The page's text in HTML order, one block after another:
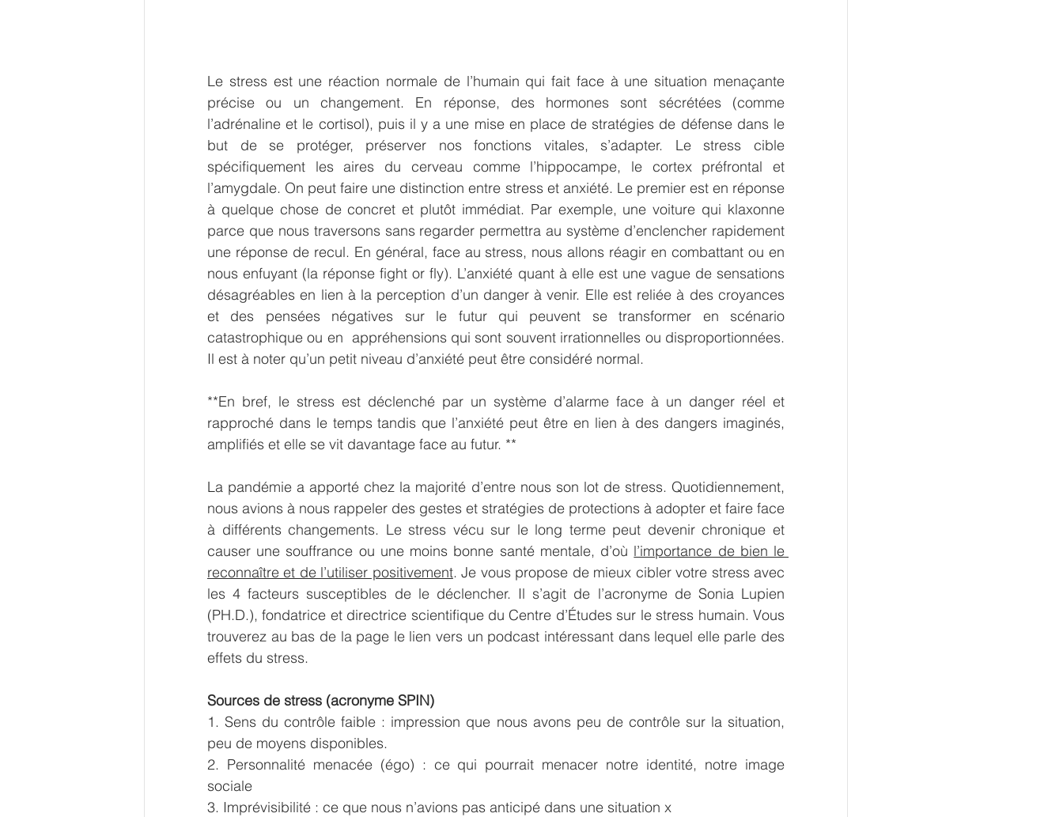
Le stress est une réaction normale de l’humain qui fait face à une situation menaçante
précise ou un changement. En réponse, des hormones sont sécrétées (comme
l’adrénaline et le cortisol), puis il y a une mise en place de stratégies de défense dans le
but de se protéger, préserver nos fonctions vitales, s’adapter. Le stress cible
spécifiquement les aires du cerveau comme l’hippocampe, le cortex préfrontal et
l’amygdale. On peut faire une distinction entre stress et anxiété. Le premier est en réponse
à quelque chose de concret et plutôt immédiat. Par exemple, une voiture qui klaxonne
parce que nous traversons sans regarder permettra au système d’enclencher rapidement
une réponse de recul. En général, face au stress, nous allons réagir en combattant ou en
nous enfuyant (la réponse fight or fly). L’anxiété quant à elle est une vague de sensations
désagréables en lien à la perception d’un danger à venir. Elle est reliée à des croyances
et des pensées négatives sur le futur qui peuvent se transformer en scénario
catastrophique ou en  appréhensions qui sont souvent irrationnelles ou disproportionnées.
Il est à noter qu’un petit niveau d’anxiété peut être considéré normal.
**En bref, le stress est déclenché par un système d’alarme face à un danger réel et
rapproché dans le temps tandis que l’anxiété peut être en lien à des dangers imaginés,
amplifiés et elle se vit davantage face au futur. **
La pandémie a apporté chez la majorité d’entre nous son lot de stress. Quotidiennement,
nous avions à nous rappeler des gestes et stratégies de protections à adopter et faire face
à différents changements. Le stress vécu sur le long terme peut devenir chronique et
causer une souffrance ou une moins bonne santé mentale, d’où l’importance de bien le
reconnaître et de l’utiliser positivement. Je vous propose de mieux cibler votre stress avec
les 4 facteurs susceptibles de le déclencher. Il s’agit de l’acronyme de Sonia Lupien
(PH.D.), fondatrice et directrice scientifique du Centre d’Études sur le stress humain. Vous
trouverez au bas de la page le lien vers un podcast intéressant dans lequel elle parle des
effets du stress.
Sources de stress (acronyme SPIN)
1. Sens du contrôle faible : impression que nous avons peu de contrôle sur la situation,
peu de moyens disponibles.
2. Personnalité menacée (égo) : ce qui pourrait menacer notre identité, notre image
sociale
3. Imprévisibilité : ce que nous n’avions pas anticipé dans une situation x